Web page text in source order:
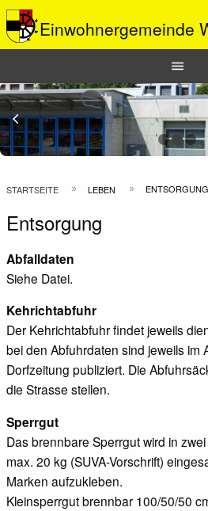
Einwohnergemeinde
Top
Bar
menu
Previous Slide
arrow_back_ios
Pfadnavigation
STARTSEITE LEBEN ENTSORGUNG
Entsorgung
Abfalldaten
Siehe Datei.
Kehrichtabfuhr
Der Kehrichtabfuhr findet jeweils
bei den Abfuhrdaten sind jeweils im
Dorfzeitung publiziert. Die
die Strasse stellen.
Sperrgut
Das brennbare Sperrgut wird in
max. 20 kg (SUVA-Vorschrift)
Marken aufzukleben.
Kleinsperrgut brennbar 100/50/50